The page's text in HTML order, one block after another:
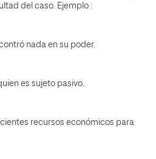
del caso. Ejemplo :
nada en su poder.
es sujeto pasivo.
recursos económicos para